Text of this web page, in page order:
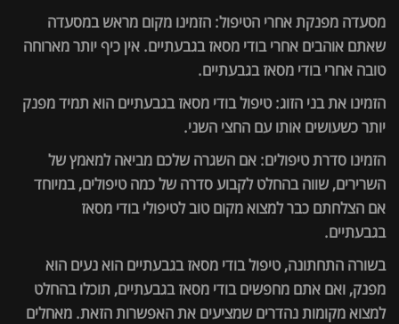
מסעדה מפנקת אחרי הטיפול: הזמינו מקום מראש במסעדה
שאתם אוהבים אחרי בודי מסאז בגבעתיים. אין כיף יותר מארוחה
טובה אחרי בודי מסאז בגבעתיים.
הזמינו את בני הזוג: טיפול בודי מסאז בגבעתיים הוא תמיד מפנק
יותר כשעושים אותו עם החצי השני.
הזמינו סדרת טיפולים: אם השגרה שלכם מביאה למאמץ של
השרירים, שווה בהחלט לקבוע סדרה של כמה טיפולים, במיוחד
אם הצלחתם כבר למצוא מקום טוב לטיפולי בודי מסאז
בגבעתיים.
בשורה התחתונה, טיפול בודי מסאז בגבעתיים הוא נעים הוא
מפנק, ואם אתם מחפשים בודי מסאז בגבעתיים, תוכלו בהחלט
למצוא מקומות נהדרים שמציעים את האפשרות הזאת. מאחלים